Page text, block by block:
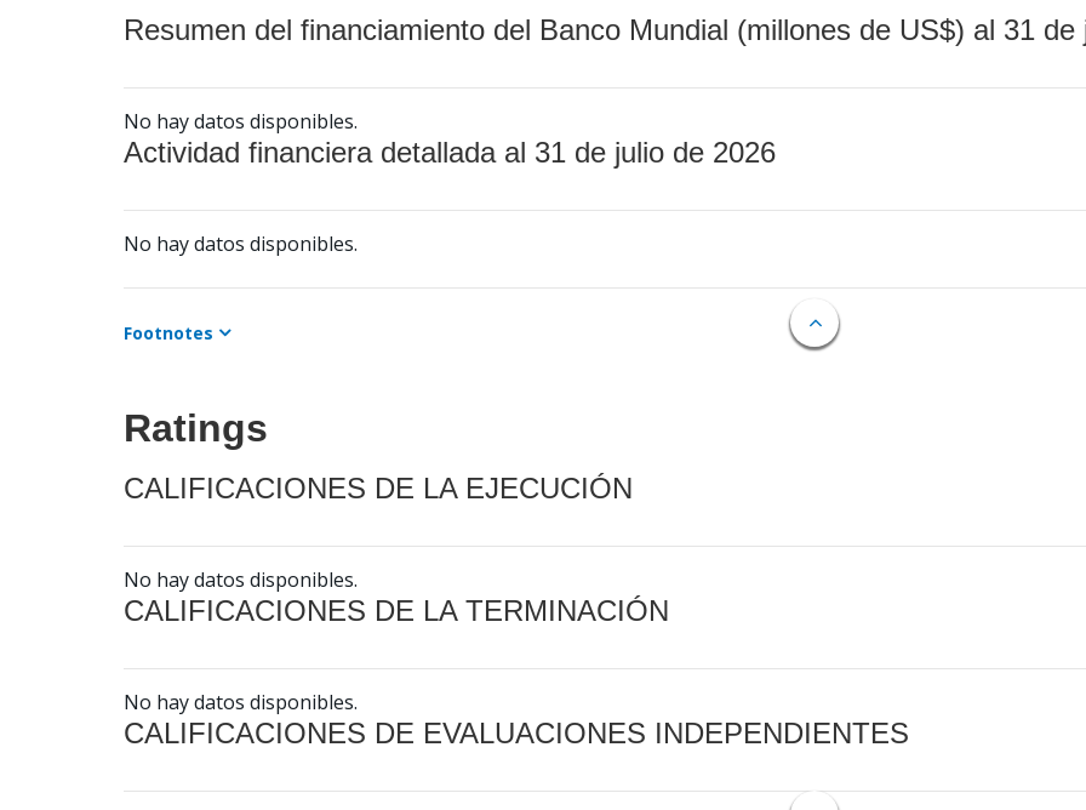
Resumen del financiamiento del Banco Mundial (millones de US$) al 31 de
No hay datos disponibles.
Actividad financiera detallada al 31 de julio de 2026
No hay datos disponibles.
Footnotes
Ratings
CALIFICACIONES DE LA EJECUCIÓN
No hay datos disponibles.
CALIFICACIONES DE LA TERMINACIÓN
No hay datos disponibles.
CALIFICACIONES DE EVALUACIONES INDEPENDIENTES